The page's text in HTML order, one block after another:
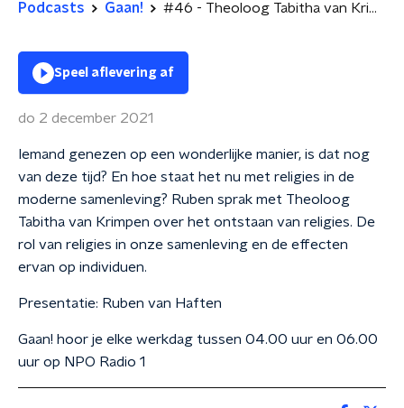
Podcasts Gaan! #46 - Theoloog Tabitha van Krimpen over religie (S03)
Speel aflevering af
do 2 december 2021
Iemand genezen op een wonderlijke manier, is dat nog
van deze tijd? En hoe staat het nu met religies in de
moderne samenleving? Ruben sprak met Theoloog
Tabitha van Krimpen over het ontstaan van religies. De
rol van religies in onze samenleving en de effecten
ervan op individuen.
Presentatie: Ruben van Haften
Gaan! hoor je elke werkdag tussen 04.00 uur en 06.00
uur op NPO Radio 1